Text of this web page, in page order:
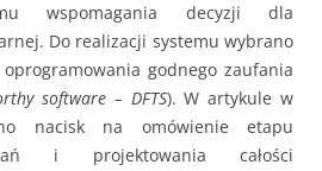
wspomagania decyzji dla
Do realizacji systemu wybrano
godnego zaufania
software – DFTS). W artykule w
nacisk na omówienie etapu
i projektowania całości